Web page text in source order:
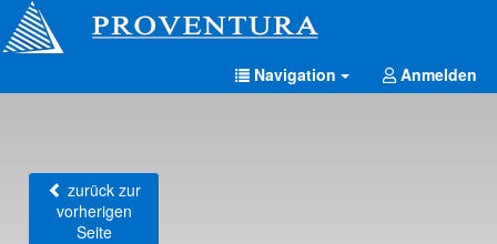
Navigation Anmelden
zurück zur
vorherigen
Seite